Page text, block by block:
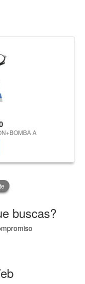
A
buscas?